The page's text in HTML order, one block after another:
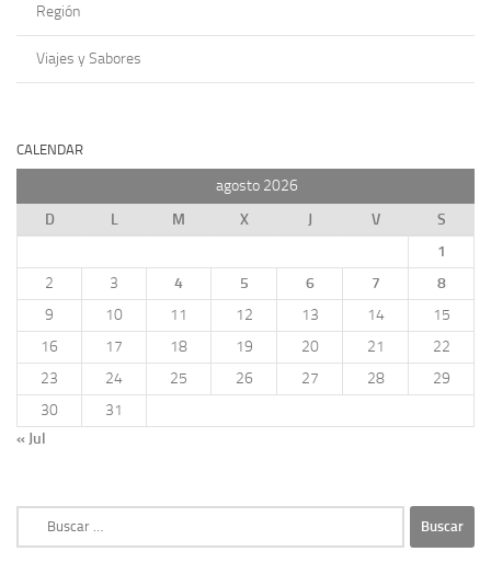
Región
Viajes y Sabores
CALENDAR
agosto 2026
D
L M X J V
S
1
2
3 4 5 6 7
8
9
10 11 12 13 14
15
16
17 18 19 20 21
22
23
24 25 26 27 28
29
30
31
« Jul